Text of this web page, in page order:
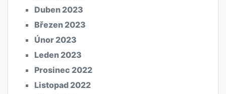
Duben 2023
Březen 2023
Únor 2023
Leden 2023
Prosinec 2022
Listopad 2022